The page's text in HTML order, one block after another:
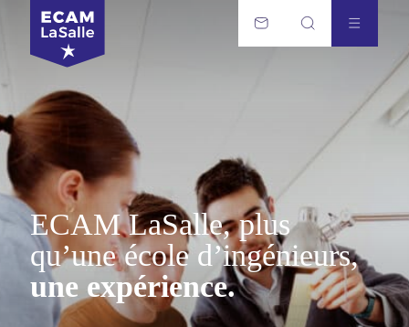
ECAM LaSalle, plus
qu’une école d’ingénieurs,
une expérience.